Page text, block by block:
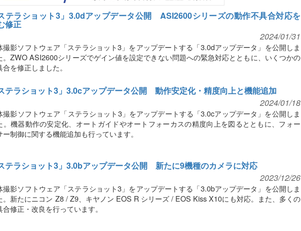
テラショット3」3.0dアップデータ公開 ASI2600シリーズの動作不具合対応を
修正
2024/01/31
撮影ソフトウェア「ステラショット3」をアップデートする「3.0dアップデータ」を公開しま
。ZWO ASI2600シリーズでゲイン値を設定できない問題への緊急対応とともに、いくつかの
合を修正しました。
テラショット3」3.0cアップデータ公開 動作安定化・精度向上と機能追加
2024/01/18
撮影ソフトウェア「ステラショット3」をアップデートする「3.0cアップデータ」を公開しま
。機器動作の安定化、オートガイドやオートフォーカスの精度向上を図るとともに、フォー
ー制御に関する機能追加も行っています。
テラショット3」3.0bアップデータ公開 新たに9機種のカメラに対応
2023/12/26
撮影ソフトウェア「ステラショット3」をアップデートする「3.0bアップデータ」を公開しま
。新たにニコン Z8 / Z9、キヤノン EOS R シリーズ / EOS Kiss X10にも対応。また、多くの
合修正・改良を行っています。